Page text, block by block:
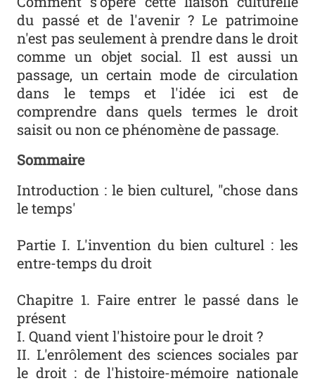
du passé et de l'avenir ? Le patrimoine
n'est pas seulement à prendre dans le droit
comme un objet social. Il est aussi un
passage, un certain mode de circulation
dans le temps et l'idée ici est de
comprendre dans quels termes le droit
saisit ou non ce phénomène de passage.
Sommaire
Introduction : le bien culturel, "chose dans
le temps'
Partie I. L'invention du bien culturel : les
entre-temps du droit
Chapitre 1. Faire entrer le passé dans le
présent
I. Quand vient l'histoire pour le droit ?
II. L'enrôlement des sciences sociales par
le droit : de l'histoire-mémoire nationale